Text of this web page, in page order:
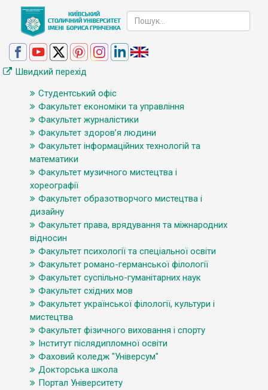
Швидкий перехід
Студентський офіс
Факультет економіки та управління
Факультет журналістики
Факультет здоров’я людини
Факультет інформаційних технологій та
математики
Факультет музичного мистецтва і
хореографії
Факультет образотворчого мистецтва і
дизайну
Факультет права, врядування та міжнародних
відносин
Факультет психології та спеціальної освіти
Факультет романо-германської філології
Факультет суспільно-гуманітарних наук
Факультет східних мов
Факультет української філології, культури і
мистецтва
Факультет фізичного виховання і спорту
Інститут післядипломної освіти
Фаховий коледж "Універсум"
Докторська школа
Портал Університету